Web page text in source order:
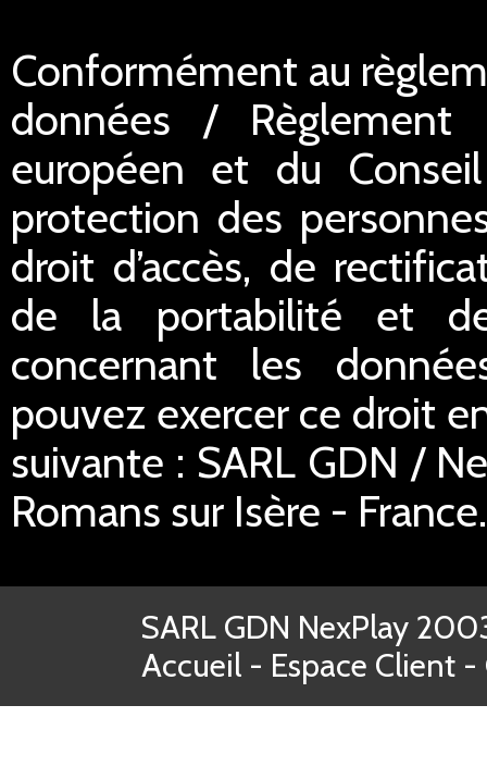
Conformément au
données / Règlement
européen et du
protection des
droit d’accès, de
de la portabilité et
concernant les
pouvez exercer ce droit
suivante : SARL GDN /
Romans sur Isère - France.
SARL GDN NexPlay
Accueil - Espace Client -